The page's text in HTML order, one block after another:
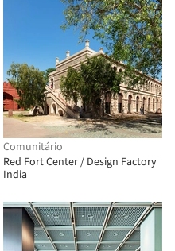
Comunitário
Red Fort Center / Design Factory
India